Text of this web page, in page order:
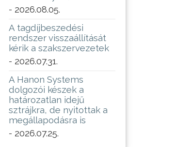
- 2026.08.05.
A tagdíjbeszedési
rendszer visszaállítását
kérik a szakszervezetek
- 2026.07.31.
A Hanon Systems
dolgozói készek a
határozatlan idejű
sztrájkra, de nyitottak a
megállapodásra is
- 2026.07.25.